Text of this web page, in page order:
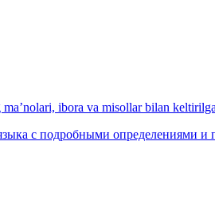
ibora va misollar bilan
с подробными определениями и